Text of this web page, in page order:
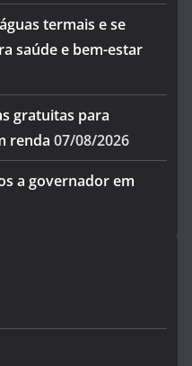
termais e se
saúde e bem-estar
gratuitas para
renda 07/08/2026
a governador em